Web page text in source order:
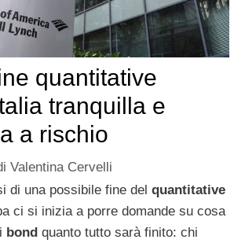
quantitative
tranquilla e
a rischio
Valentina Cervelli
di una possibile fine del quantitative
ci si inizia a porre domande su cosa
bond quanto tutto sarà finito: chi